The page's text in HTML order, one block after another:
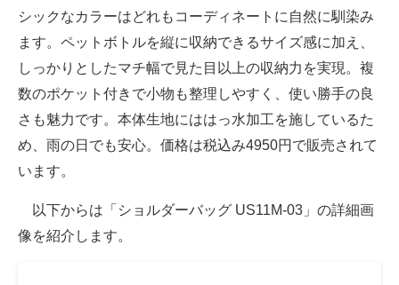
シックなカラーはどれもコーディネートに自然に馴染み
ます。ペットボトルを縦に収納できるサイズ感に加え、
しっかりとしたマチ幅で見た目以上の収納力を実現。複
数のポケット付きで小物も整理しやすく、使い勝手の良
さも魅力です。本体生地にははっ水加工を施しているた
め、雨の日でも安心。価格は税込み4950円で販売されて
います。
以下からは「ショルダーバッグ US11M-03」の詳細画
像を紹介します。